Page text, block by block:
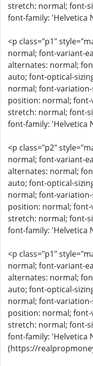
stretch: normal; font-
font-family: 'Helvetica
<p class="p1"
normal; font-variant-
alternates: normal;
auto; font-optical-
normal; font-
position: normal;
stretch: normal; font-
font-family: 'Helvetica
<p class="p2"
normal; font-variant-
alternates: normal;
auto; font-optical-
normal; font-
position: normal;
stretch: normal; font-
font-family: 'Helvetica
<p class="p1"
normal; font-variant-
alternates: normal;
auto; font-optical-
normal; font-
position: normal;
stretch: normal; font-
font-family: 'Helvetica
(https://